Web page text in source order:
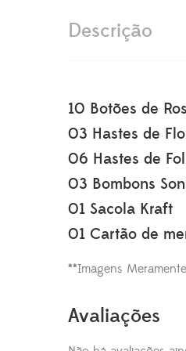
Descrição
10 Botões de
03 Hastes de
06 Hastes de
03 Bombons
01 Sacola Kraft
01 Cartão de
**Imagens
Avaliações